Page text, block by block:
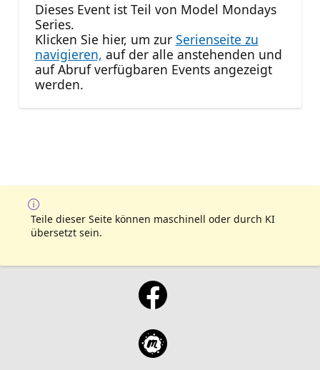
Dieses Event ist Teil von Model Mondays
Series.
Klicken Sie hier, um zur Serienseite zu
navigieren, auf der alle anstehenden und
auf Abruf verfügbaren Events angezeigt
werden.
Teile dieser Seite können maschinell oder durch KI
übersetzt sein.